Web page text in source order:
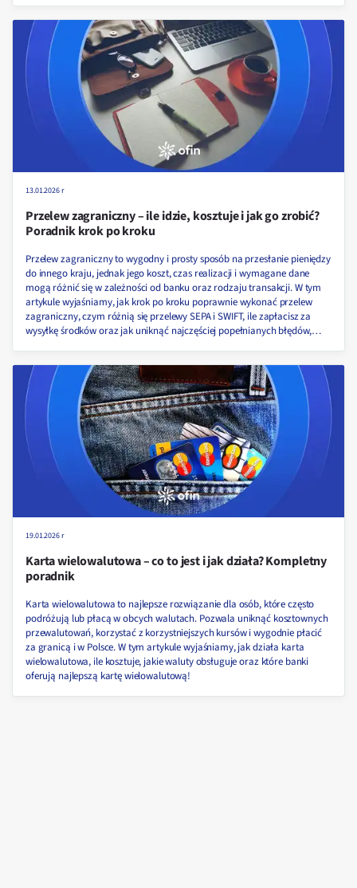
13.01.2026 r
Przelew zagraniczny – ile idzie, kosztuje i jak go zrobić?
Poradnik krok po kroku
Przelew zagraniczny to wygodny i prosty sposób na przesłanie pieniędzy
do innego kraju, jednak jego koszt, czas realizacji i wymagane dane
mogą różnić się w zależności od banku oraz rodzaju transakcji. W tym
artykule wyjaśniamy, jak krok po kroku poprawnie wykonać przelew
zagraniczny, czym różnią się przelewy SEPA i SWIFT, ile zapłacisz za
wysyłkę środków oraz jak uniknąć najczęściej popełnianych błędów,
19.01.2026 r
Karta wielowalutowa – co to jest i jak działa? Kompletny
poradnik
Karta wielowalutowa to najlepsze rozwiązanie dla osób, które często
podróżują lub płacą w obcych walutach. Pozwala uniknąć kosztownych
przewalutowań, korzystać z korzystniejszych kursów i wygodnie płacić
za granicą i w Polsce. W tym artykule wyjaśniamy, jak działa karta
wielowalutowa, ile kosztuje, jakie waluty obsługuje oraz które banki
oferują najlepszą kartę wielowalutową!